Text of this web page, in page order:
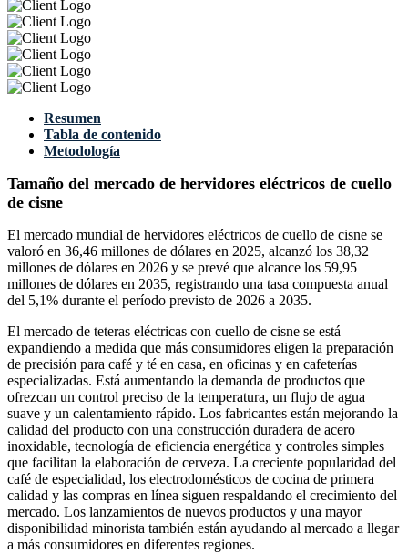
Resumen
Tabla de contenido
Metodología
Tamaño del mercado de hervidores eléctricos de cuello
de cisne
El mercado mundial de hervidores eléctricos de cuello de cisne se
valoró en 36,46 millones de dólares en 2025, alcanzó los 38,32
millones de dólares en 2026 y se prevé que alcance los 59,95
millones de dólares en 2035, registrando una tasa compuesta anual
del 5,1% durante el período previsto de 2026 a 2035.
El mercado de teteras eléctricas con cuello de cisne se está
expandiendo a medida que más consumidores eligen la preparación
de precisión para café y té en casa, en oficinas y en cafeterías
especializadas. Está aumentando la demanda de productos que
ofrezcan un control preciso de la temperatura, un flujo de agua
suave y un calentamiento rápido. Los fabricantes están mejorando la
calidad del producto con una construcción duradera de acero
inoxidable, tecnología de eficiencia energética y controles simples
que facilitan la elaboración de cerveza. La creciente popularidad del
café de especialidad, los electrodomésticos de cocina de primera
calidad y las compras en línea siguen respaldando el crecimiento del
mercado. Los lanzamientos de nuevos productos y una mayor
disponibilidad minorista también están ayudando al mercado a llegar
a más consumidores en diferentes regiones.